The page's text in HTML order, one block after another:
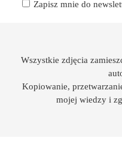
Zapisz mnie do
Wszystkie zdjęcia
Kopiowanie,
mojej wiedzy i